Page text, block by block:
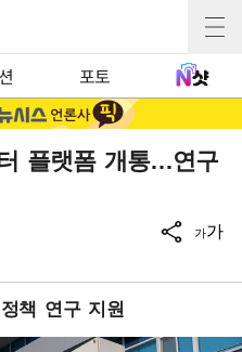
포토
플랫폼 개통…연구
가가
책 연구 지원